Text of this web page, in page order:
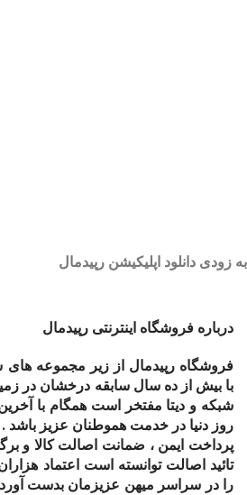
به زودی دانلود اپلیکیشن رپیدمال
درباره فروشگاه اینترنتی رپیدمال
فروشگاه رپیدمال از زیر مجموعه های
با بیش از ده سال سابقه درخشان در
شبکه و دیتا مفتخر است همگام با
روز دنیا در خدمت هموطنان عزیز باشد
پرداخت ایمن ، ضمانت اصالت کالا و
تائید اصالت توانسته است اعتماد
را در سراسر میهن عزیزمان بدست